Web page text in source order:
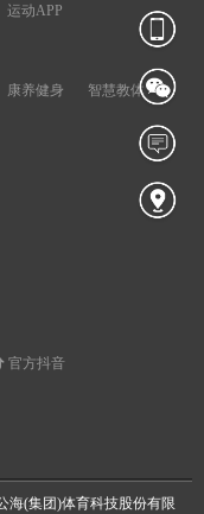
运动APP
康养健身 智慧教体
官方抖音
海(集团)体育科技股份有限